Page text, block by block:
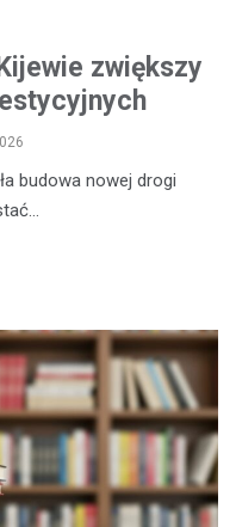
zwiększy
budowa nowej drogi